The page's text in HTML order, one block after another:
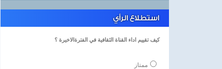
استطلاع الرأي
كيف تقييم اداء القناة الثقافية في الفترةالاخيرة ؟
ممتاز